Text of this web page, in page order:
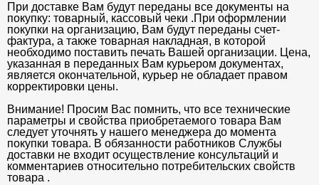
При доставке Вам будут переданы все документы на
покупку: товарный, кассовый чеки .При оформлении
покупки на организацию, Вам будут переданы счет-
фактура, а также товарная накладная, в которой
необходимо поставить печать Вашей организации. Цена,
указанная в переданных Вам курьером документах,
является окончательной, курьер не обладает правом
корректировки цены.
Внимание! Просим Вас помнить, что все технические
параметры и свойства приобретаемого товара Вам
следует уточнять у нашего менеджера до момента
покупки товара. В обязанности работников Службы
доставки не входит осуществление консультаций и
комментариев относительно потребительских свойств
товара .